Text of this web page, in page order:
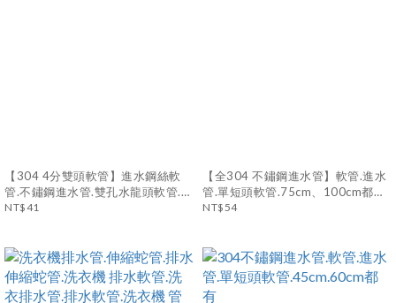
【304 4分雙頭軟管】進水鋼絲軟
管.不鏽鋼進水管.雙孔水龍頭軟管.馬
桶水箱進水管.延長管.小便斗進水軟
NT$41
【全304 不鏽鋼進水管】軟管.進水
管.單短頭軟管.75cm、100cm都有.
編織耐用管
NT$54